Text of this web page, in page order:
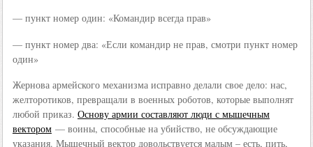
— пункт номер один: «Командир всегда прав»
— пункт номер два: «Если командир не прав, смотри пункт номер
один»
Жернова армейского механизма исправно делали свое дело: нас,
желторотиков, превращали в военных роботов, которые выполнят
любой приказ. Основу армии составляют люди с мышечным
вектором— воины, способные на убийство, не обсуждающие
указания. Мышечный вектор довольствуется малым – есть, пить,